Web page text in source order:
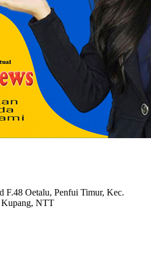
F.48 Oetalu, Penfui Timur, Kec.
Kupang, NTT